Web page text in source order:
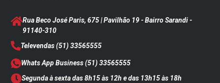
Rua Beco José Paris, 675 | Pavilhão 19 - Bairro Sarandi-
91140-310
Televendas(51) 33565555
Whats App Business(51) 33565555
Segunda à sexta das 8h15 às 12h e das 13h15 às 18h